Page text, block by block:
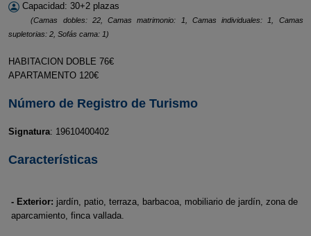
Capacidad: 30+2 plazas
(Camas dobles: 22, Camas matrimonio: 1, Camas individuales: 1, Camas
supletorias: 2, Sofás cama: 1)
HABITACION DOBLE 76€
APARTAMENTO 120€
Número de Registro de Turismo
Signatura: 19610400402
Características
- Exterior: jardín, patio, terraza, barbacoa, mobiliario de jardín, zona de
aparcamiento, finca vallada.